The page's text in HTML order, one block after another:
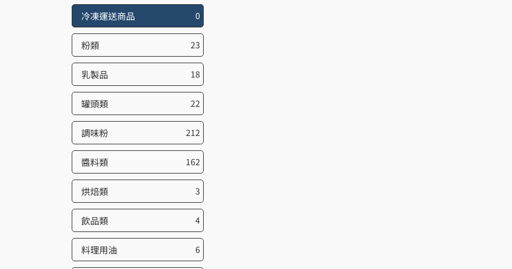
冷凍運送商品 0
粉類 23
乳製品 18
罐頭類 22
調味粉 212
醬料類 162
烘焙類 3
飲品類 4
料理用油 6